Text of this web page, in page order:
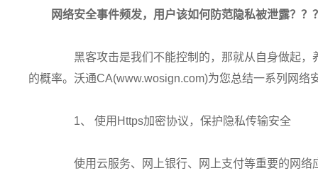
网络安全事件频发，用户该如何防范隐私被泄露？？
黑客攻击是我们不能控制的，那就从自身做起，
的概率。沃通CA(www.wosign.com)为您总结一系列网络
1、 使用Https加密协议，保护隐私传输安全
使用云服务、网上银行、网上支付等重要的网络